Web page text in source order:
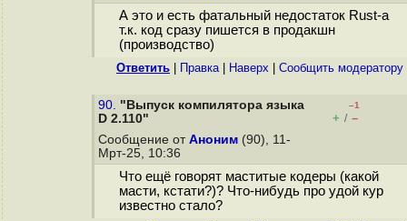
А это и есть фатальный недостаток Rust-а
т.к. код сразу пишется в продакшн
(производство)
Ответить Правка| Наверх Cообщить модератору
90. "Выпуск компилятора языка
D 2.110"
–1
+ / –
Сообщение от Аноним (90), 11-
Мрт-25, 10:36
Что ещё говорят маститые кодеры (какой
масти, кстати?)? Что-нибудь про удой кур
известно стало?